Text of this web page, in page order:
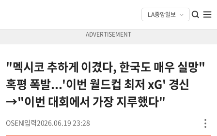
"멕시코 추하게 이겼다, 한국도 매우 실망"
혹평 폭발...'이번 월드컵 최저 xG' 경신
→"이번 대회에서 가장 지루했다"
OSEN 2026.06.19 23:28